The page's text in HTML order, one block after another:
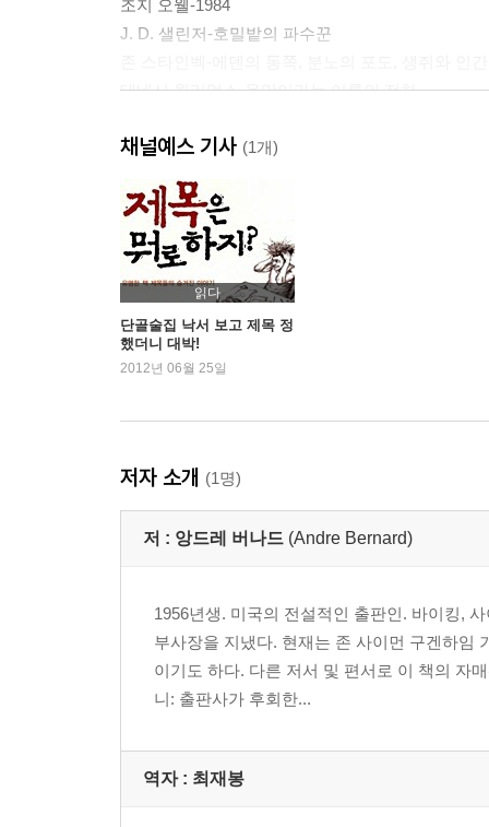
조지 오웰-1984
J. D. 샐린저-호밀밭의 파수꾼
테네시 윌리엄스-욕망이라는 이름의 전차
고종석-찬 기 파랑
공지영-무소의 뿔처럼 혼자서 가라
김연수-이등박문을, 쏘지 못하다
김형경-새들은 제 이름을 부르며 운다
김 훈-칼의 노래
박태원-소설가 구보씨의 일일
성석제-그곳에는 어처구니들이 산다
채널예스 기사 (1개)
읽다
단골술집 낙서 보고 제목 정
했더니 대박!
2012년 06월 25일
저자 소개 (1명)
저 : 앙드레 버나드 (Andre Bernard)
1956년생. 미국의 전설적인 출판인. 바이킹,
부사장을 지냈다. 현재는 존 사이먼 구겐하임
이기도 하다. 다른 저서 및 편서로 이 책의 자
니: 출판사가 후회한...
역자 : 최재봉